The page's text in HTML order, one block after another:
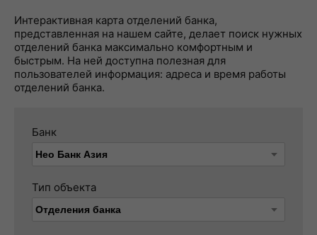
Интерактивная карта отделений банка,
представленная на нашем сайте, делает поиск нужных
отделений банка максимально комфортным и
быстрым. На ней доступна полезная для
пользователей информация: адреса и время работы
отделений банка.
Банк
Тип объекта